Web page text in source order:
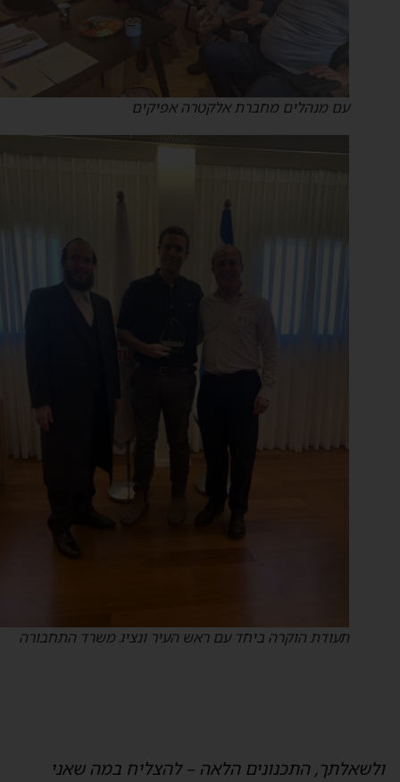
עם מנהלים מחברת אלקטרה אפיקים
תעודת הוקרה ביחד עם ראש העיר ונציג משרד התחבורה
התכנונים הלאה – להצליח במה שאני